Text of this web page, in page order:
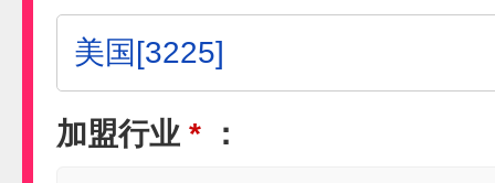
加盟行业 * ：
鑫百泽
预算参考：
10~30万元